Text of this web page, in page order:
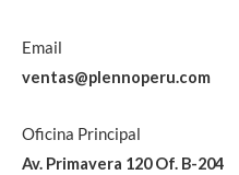
Email
ventas@plennoperu.com
Oficina Principal
Av. Primavera 120 Of. B-204